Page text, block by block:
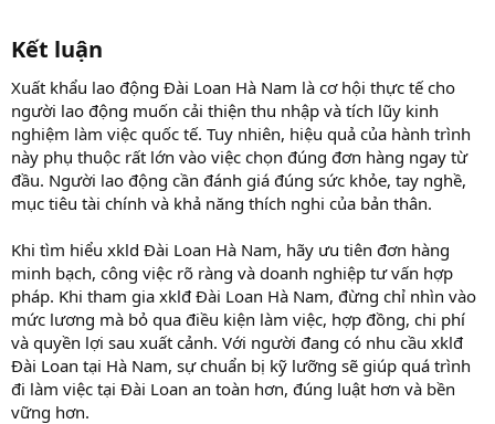
Kết luận​
Xuất khẩu lao động Đài Loan Hà Nam là cơ hội thực tế cho
người lao động muốn cải thiện thu nhập và tích lũy kinh
nghiệm làm việc quốc tế. Tuy nhiên, hiệu quả của hành trình
này phụ thuộc rất lớn vào việc chọn đúng đơn hàng ngay từ
đầu. Người lao động cần đánh giá đúng sức khỏe, tay nghề,
mục tiêu tài chính và khả năng thích nghi của bản thân.
Khi tìm hiểu xkld Đài Loan Hà Nam, hãy ưu tiên đơn hàng
minh bạch, công việc rõ ràng và doanh nghiệp tư vấn hợp
pháp. Khi tham gia xklđ Đài Loan Hà Nam, đừng chỉ nhìn vào
mức lương mà bỏ qua điều kiện làm việc, hợp đồng, chi phí
và quyền lợi sau xuất cảnh. Với người đang có nhu cầu xklđ
Đài Loan tại Hà Nam, sự chuẩn bị kỹ lưỡng sẽ giúp quá trình
đi làm việc tại Đài Loan an toàn hơn, đúng luật hơn và bền
vững hơn.